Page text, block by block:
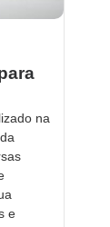
na
e